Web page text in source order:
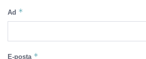
Ad *
E-posta *